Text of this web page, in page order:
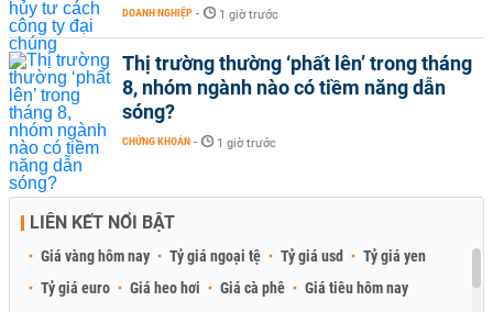
DOANH NGHIỆP - 1 giờ trước
Thị trường thường ‘phất lên’ trong tháng
8, nhóm ngành nào có tiềm năng dẫn
sóng?
CHỨNG KHOÁN - 1 giờ trước
LIÊN KẾT NỔI BẬT
Giá vàng hôm nay Tỷ giá ngoại tệ Tỷ giá usd
Tỷ giá yen
Tỷ giá euro
Giá heo hơi Giá cà phê
Giá tiêu hôm nay